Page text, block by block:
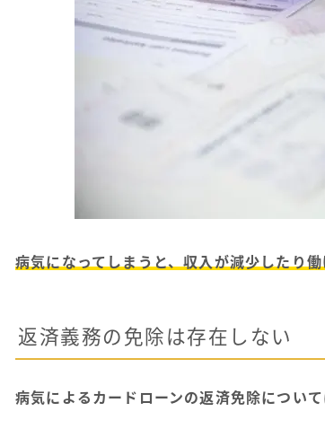
病気になってしまうと、収入が減少したり
返済義務の免除は存在しない
病気によるカードローンの返済免除につい